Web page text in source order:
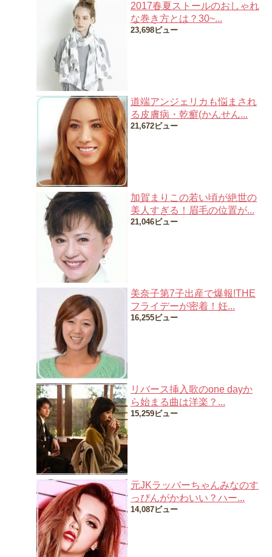
2017春夏ストールのおしゃれ
な巻き方とは？30~...
23,698ビュー
道端アンジェリカも悩まされ
る皮膚病・乾癬(かんせん...
21,672ビュー
加賀まりこの若い頃が絶世の
美人すぎる！眉毛の位置が...
21,046ビュー
美奈子第7子出産で爆報!THE
フライデーが密着！妊...
16,255ビュー
リバース挿入歌のone dayか
ら始まる曲は洋楽？...
15,259ビュー
元JKラッパーちゃんみなのす
っぴんがかわいい？ハー...
14,087ビュー